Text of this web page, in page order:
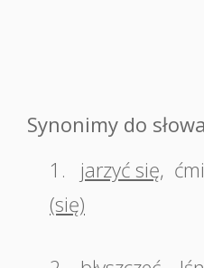
Synonimy do
1.
jarzyć się,
(się)